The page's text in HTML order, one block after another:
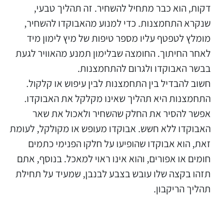
דקות, הוא כבר מתחיל להשחיר. זה תהליך טבעי,
שנקרא התחמצנות. כדי למנוע מהאבוקדו להשחיר,
מומלץ לטפטף עליו מספר טיפות של מיץ לימון מיד
לאחר החיתוך. החומצה שבלימון תמנע מהאוויר לגעת
בבשר האבוקדו ולגרום להתחמצנות.
חשוב להבדיל בין התחמצנות לבין עיפוש או קלקול.
התחמצנות היא תהליך שאינו מקלקל את האבוקדו.
אפשר להסיר את החלק שהשחיר ולאכול את שאר
האבוקדו ללא חשש. אבוקדו מעופש או מקולקל, לעומת
זאת, הוא אבוקדו שהופיעו על חלקו הפנימי כתמים
חומים או אפורים, והוא אינו ראוי למאכל. בנוסף, אתם
תזהו בקצה שלו עובש בצבע לבנבן, שמעיד על תחילת
תהליך הריקבון.